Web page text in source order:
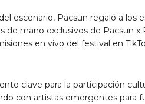
escenario, Pacsun regaló a los
de mano exclusivos de Pacsun x
en vivo del festival en
clave para la participación
con artistas emergentes para